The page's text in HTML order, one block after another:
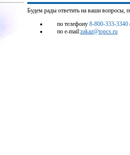
Будем рады ответить на ваши вопросы,
по телефону 8-800-333-3340
по e-mail:zakaz@topcs.ru